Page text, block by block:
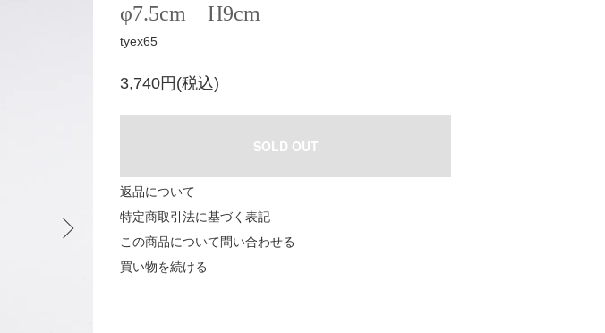
φ7.5cm H9cm
tyex65
3,740円(税込)
SOLD OUT
返品について
特定商取引法に基づく表記
この商品について問い合わせる
買い物を続ける